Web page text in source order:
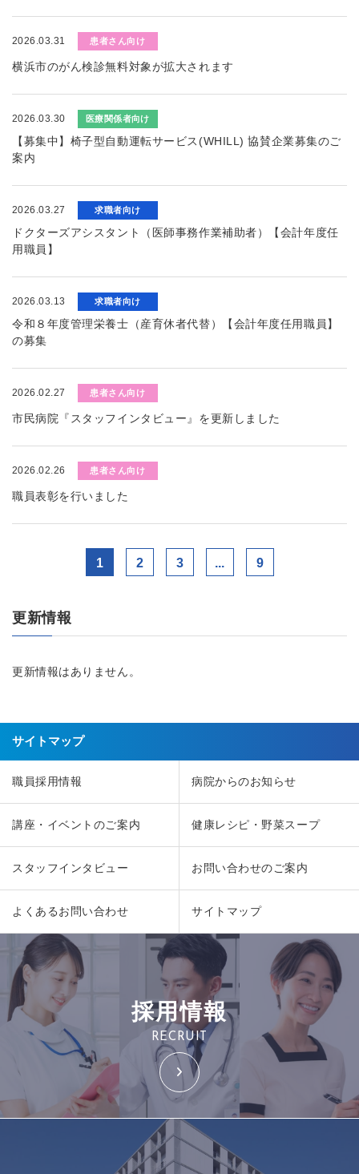
2026.03.31 患者さん向け
横浜市のがん検診無料対象が拡大されます
2026.03.30 医療関係者向け
【募集中】椅子型自動運転サービス(WHILL) 協賛企業募集のご
案内
2026.03.27 求職者向け
ドクターズアシスタント（医師事務作業補助者）【会計年度任
用職員】
2026.03.13 求職者向け
令和８年度管理栄養士（産育休者代替）【会計年度任用職員】
の募集
2026.02.27 患者さん向け
市民病院『スタッフインタビュー』を更新しました
2026.02.26 患者さん向け
職員表彰を行いました
1 2 3 ... 9
更新情報
更新情報はありません。
サイトマップ
職員採用情報 病院からのお知らせ
講座・イベントのご案内 健康レシピ・野菜スープ
スタッフインタビュー お問い合わせのご案内
よくあるお問い合わせ サイトマップ
採用情報
RECRUIT